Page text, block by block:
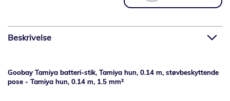
Beskrivelse
Goobay Tamiya batteri-stik, Tamiya hun, 0.14 m, støvbeskyttende
pose - Tamiya hun, 0.14 m, 1.5 mm²